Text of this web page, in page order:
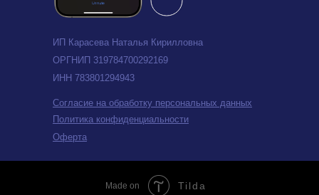
ИП Карасева Наталья Кирилловна
ОРГНИП 319784700292169
Политика конфиденциальности
Оферта
ИНН 783801294943
Согласие на обработку персональных данных
Made on Tilda